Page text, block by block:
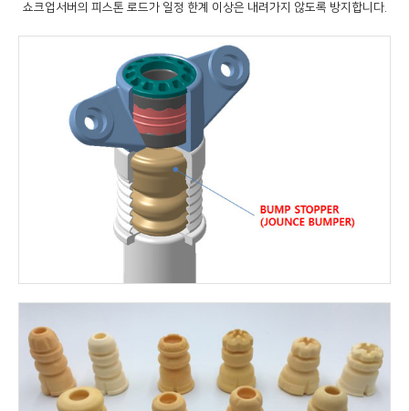
쇼크업서버의 피스톤 로드가 일정 한계 이상은 내려가지 않도록 방지합니다.